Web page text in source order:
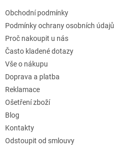
Obchodní podmínky
Podmínky ochrany osobních údajů
Proč nakoupit u nás
Často kladené dotazy
Vše o nákupu
Doprava a platba
Reklamace
Ošetření zboží
Blog
Kontakty
Odstoupit od smlouvy